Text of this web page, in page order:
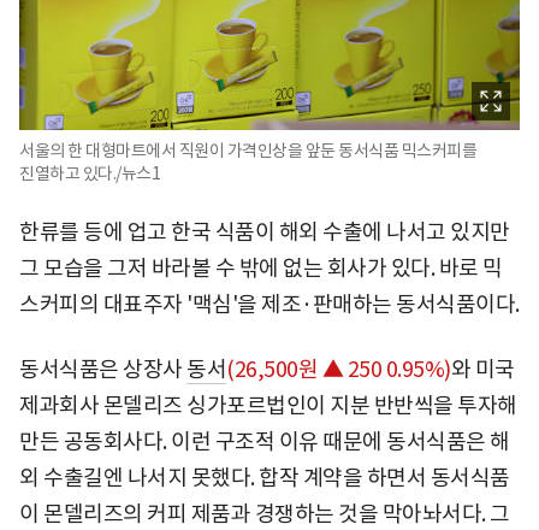
서울의 한 대형마트에서 직원이 가격인상을 앞둔 동서식품 믹스커피를
진열하고 있다./뉴스1
한류를 등에 업고 한국 식품이 해외 수출에 나서고 있지만
그 모습을 그저 바라볼 수 밖에 없는 회사가 있다. 바로 믹
스커피의 대표주자 '맥심'을 제조·판매하는 동서식품이다.
동서식품은 상장사 동서 (26,500원 ▲ 250 0.95%)와 미국
제과회사 몬델리즈 싱가포르법인이 지분 반반씩을 투자해
만든 공동회사다. 이런 구조적 이유 때문에 동서식품은 해
외 수출길엔 나서지 못했다. 합작 계약을 하면서 동서식품
이 몬델리즈의 커피 제품과 경쟁하는 것을 막아놔서다. 그